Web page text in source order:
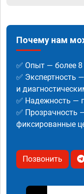
Почему нам
✅ Опыт — более 8
✅ Экспертность
и
✅ Надежность —
✅ Прозрачность
фиксированные
Позвонить